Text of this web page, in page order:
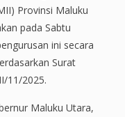
Provinsi Maluku
pada Sabtu
ini secara
Surat
11/2025.
Maluku Utara,